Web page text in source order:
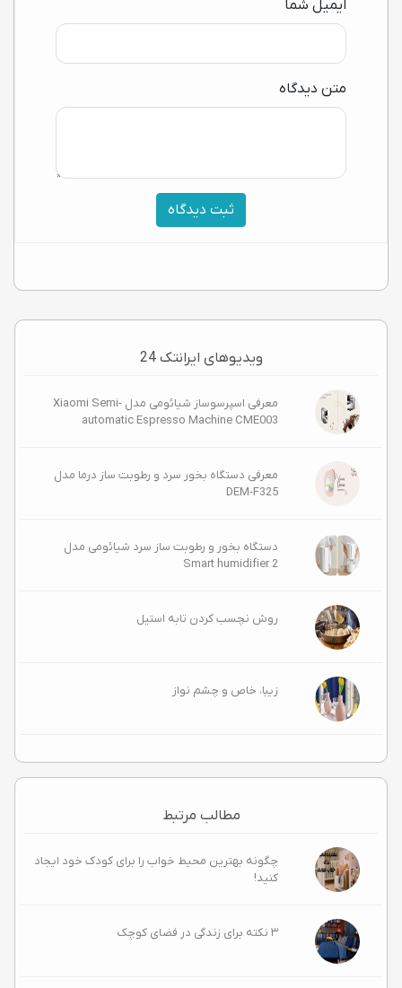
ایمیل شما
متن دیدگاه
ثبت دیدگاه
ویدیوهای ایرانتک 24
معرفی اسپرسوساز شیائومی مدل Xiaomi Semi-
automatic Espresso Machine CME003
معرفی دستگاه بخور سرد و رطوبت ساز درما مدل
DEM-F325
دستگاه بخور و رطوبت ساز سرد شیائومی مدل
Smart humidifier 2
روش نچسب کردن تابه استیل
زیبا، خاص و چشم‌ نواز
مطالب مرتبط
چگونه بهترین محیط خواب را برای کودک خود ایجاد
کنید!
۳ نکته برای زندگی در فضای کوچک